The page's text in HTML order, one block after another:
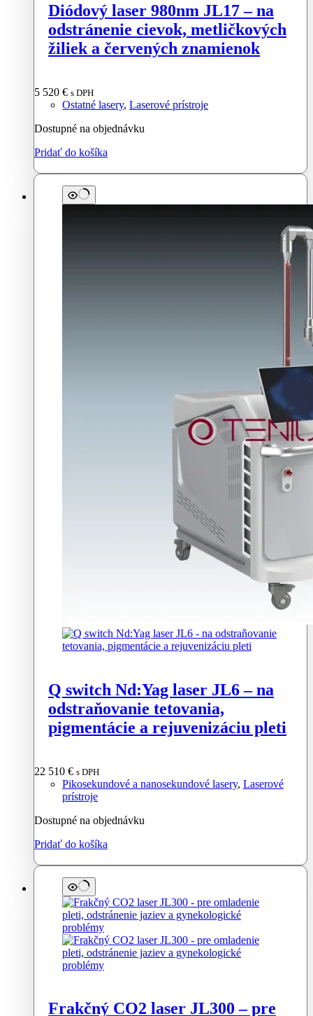
Diódový laser 980nm JL17 – na
odstránenie cievok, metličkových
žiliek a červených znamienok
5 520 € s DPH
Ostatné lasery, Laserové prístroje
Dostupné na objednávku
Pridať do košíka
Q switch Nd:Yag laser JL6 – na
odstraňovanie tetovania,
pigmentácie a rejuvenizáciu pleti
22 510 € s DPH
Pikosekundové a nanosekundové lasery, Laserové
prístroje
Dostupné na objednávku
Pridať do košíka
Frakčný CO2 laser JL300 – pre